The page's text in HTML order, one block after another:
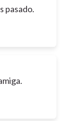
pasado.